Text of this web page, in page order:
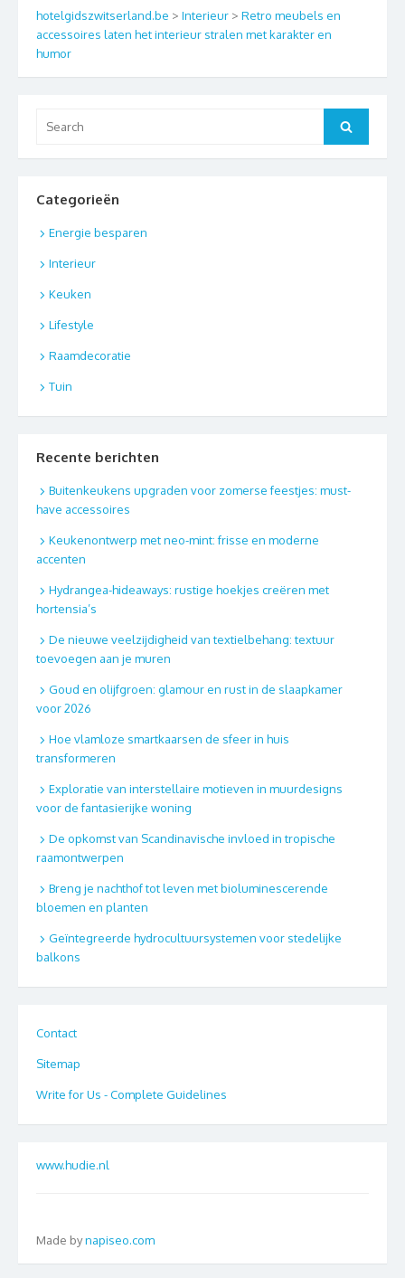
hotelgidszwitserland.be > Interieur > Retro meubels en
accessoires laten het interieur stralen met karakter en
humor
for:
Search
Categorieën
Energie besparen
Interieur
Keuken
Lifestyle
Raamdecoratie
Tuin
Recente berichten
Buitenkeukens upgraden voor zomerse feestjes: must-
have accessoires
Keukenontwerp met neo-mint: frisse en moderne
accenten
Hydrangea-hideaways: rustige hoekjes creëren met
hortensia’s
De nieuwe veelzijdigheid van textielbehang: textuur
toevoegen aan je muren
Goud en olijfgroen: glamour en rust in de slaapkamer
voor 2026
Hoe vlamloze smartkaarsen de sfeer in huis
transformeren
Exploratie van interstellaire motieven in muurdesigns
voor de fantasierijke woning
De opkomst van Scandinavische invloed in tropische
raamontwerpen
Breng je nachthof tot leven met bioluminescerende
bloemen en planten
Geïntegreerde hydrocultuursystemen voor stedelijke
balkons
Contact
Sitemap
Write for Us - Complete Guidelines
www.hudie.nl
Made bynapiseo.com